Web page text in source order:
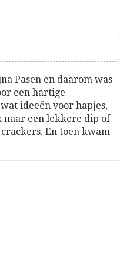
Pasen en daarom was
een hartige
ideeën voor hapjes,
naar een lekkere dip of
En toen kwam